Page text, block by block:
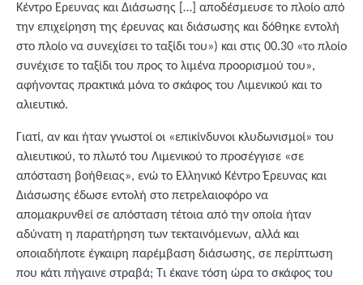
Κέντρο Ερευνας και Διάσωσης […] αποδέσμευσε το πλοίο από
την επιχείρηση της έρευνας και διάσωσης και δόθηκε εντολή
στο πλοίο να συνεχίσει το ταξίδι του») και στις 00.30 «το πλοίο
συνέχισε το ταξίδι του προς το λιμένα προορισμού του»,
αφήνοντας πρακτικά μόνα το σκάφος του Λιμενικού και το
αλιευτικό.
Γιατί, αν και ήταν γνωστοί οι «επικίνδυνοι κλυδωνισμοί» του
αλιευτικού, το πλωτό του Λιμενικού το προσέγγισε «σε
απόσταση βοήθειας», ενώ το Ελληνικό Κέντρο Έρευνας και
Διάσωσης έδωσε εντολή στο πετρελαιοφόρο να
απομακρυνθεί σε απόσταση τέτοια από την οποία ήταν
αδύνατη η παρατήρηση των τεκταινόμενων, αλλά και
οποιαδήποτε έγκαιρη παρέμβαση διάσωσης, σε περίπτωση
που κάτι πήγαινε στραβά; Τι έκανε τόση ώρα το σκάφος του